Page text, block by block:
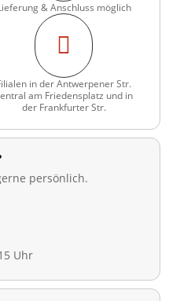
& Anschluss möglich

in der Antwerpener Str.
am Friedensplatz und in
der Frankfurter Str.
persönlich.
Uhr